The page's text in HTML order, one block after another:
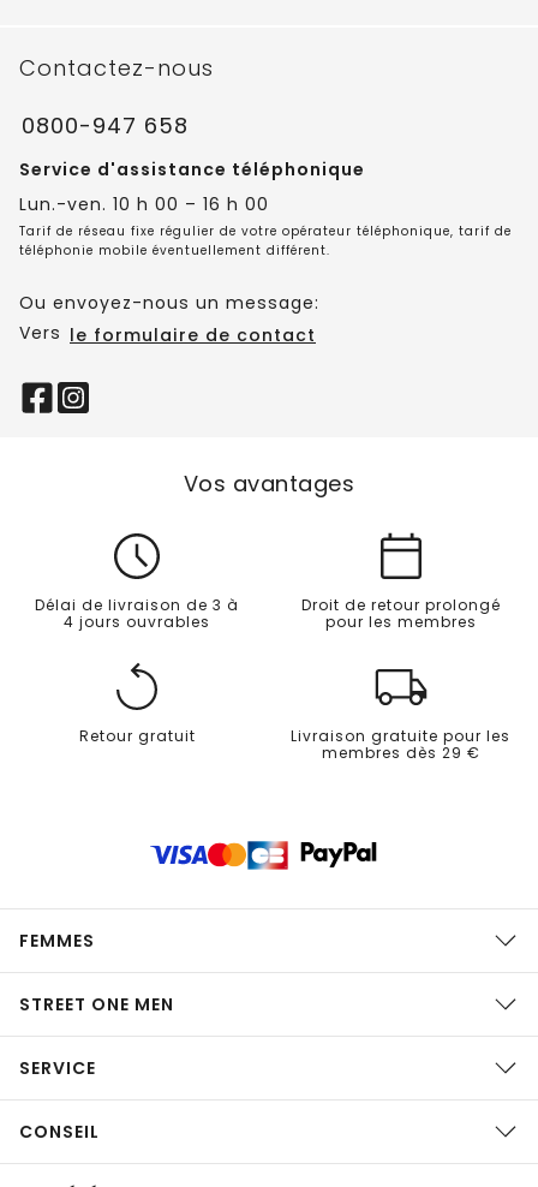
Contactez-nous
0800-947 658
Service d'assistance téléphonique
Lun.-ven. 10 h 00 – 16 h 00
Tarif de réseau fixe régulier de votre opérateur téléphonique, tarif de
téléphonie mobile éventuellement différent.
Ou envoyez-nous un message:
Vers le formulaire de contact
Vos avantages
Délai de livraison de 3 à
4 jours ouvrables
Droit de retour prolongé
pour les membres
Retour gratuit
Livraison gratuite pour les
membres dès 29 €
FEMMES
STREET ONE MEN
SERVICE
CONSEIL